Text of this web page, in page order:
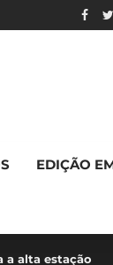
EDIÇÃO
a alta estação